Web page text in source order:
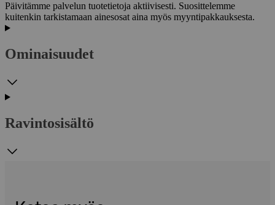
Päivitämme palvelun tuotetietoja aktiivisesti. Suosittelemme
kuitenkin tarkistamaan ainesosat aina myös myyntipakkauksesta.
Ominaisuudet
Ravintosisältö